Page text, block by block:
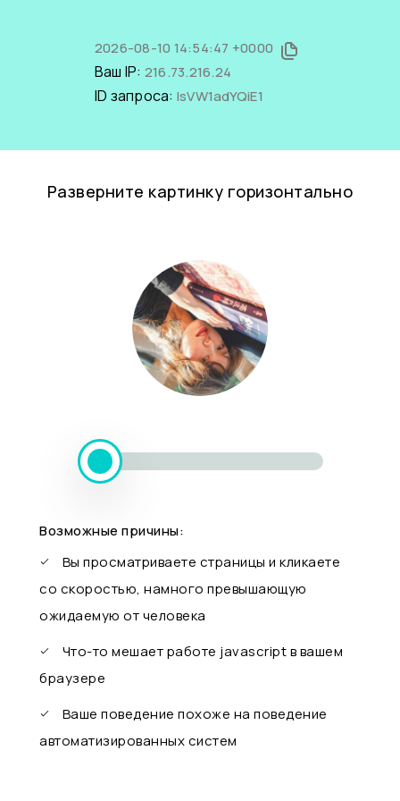
2026-08-10 14:54:47 +0000
Ваш IP: 216.73.216.24
ID запроса: lsVW1adYQiE1
Разверните картинку горизонтально
Возможные причины:
Вы просматриваете страницы и кликаете
со скоростью, намного превышающую
ожидаемую от человека
Что-то мешает работе javascript в вашем
браузере
Ваше поведение похоже на поведение
автоматизированных систем